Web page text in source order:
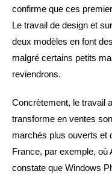
confirme que ces
Le travail de design et
deux modèles en font
malgré certains petits
reviendrons.
Concrètement, le travail
transforme en ventes
marchés plus ouverts et
France, par exemple, où
constate que Windows